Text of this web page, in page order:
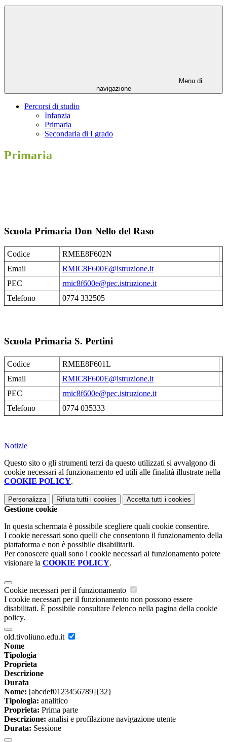
Menu di
navigazione
Percorsi di studio
Infanzia
Primaria
Secondaria di I grado
Primaria
Scuola Primaria Don Nello del Raso
Codice
RMEE8F602N
Email
RMIC8F600E@istruzione.it
PEC
rmic8f600e@pec.istruzione.it
Telefono
0774 332505
Scuola Primaria S. Pertini
Codice
RMEE8F601L
Email
RMIC8F600E@istruzione.it
PEC
rmic8f600e@pec.istruzione.it
Telefono
0774 035333
Notizie
Questo sito o gli strumenti terzi da questo utilizzati si avvalgono di
cookie necessari al funzionamento ed utili alle finalità illustrate nella
COOKIE POLICY.
Personalizza Rifiuta tutti i cookies Accetta tutti i cookies
Gestione cookie
In questa schermata è possibile scegliere quali cookie consentire.
I cookie necessari sono quelli che consentono il funzionamento della
piattaforma e non è possibile disabilitarli.
Per conoscere quali sono i cookie necessari al funzionamento potete
visionare la COOKIE POLICY.
Cookie necessari per il funzionamento
I cookie necessari per il funzionamento non possono essere
disabilitati. È possibile consultare l'elenco nella pagina della cookie
policy.
old.tivoliuno.edu.it
Nome
Tipologia
Proprieta
Descrizione
Durata
Nome: [abcdef0123456789]{32}
Tipologia: analitico
Proprieta: Prima parte
Descrizione: analisi e profilazione navigazione utente
Durata: Sessione